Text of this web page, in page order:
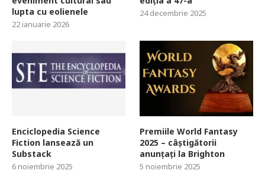
lupta cu eolienele
22 ianuarie 2026
24 decembrie 2025
Enciclopedia Science
Fiction lansează un
Substack
6 noiembrie 2025
Premiile World Fantasy
2025 – câștigătorii
anunțați la Brighton
5 noiembrie 2025